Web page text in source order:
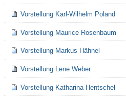
Vorstellung Karl-Wilhelm Poland
Vorstellung Maurice Rosenbaum
Vorstellung Markus Hähnel
Vorstellung Lene Weber
Vorstellung Katharina Hentschel